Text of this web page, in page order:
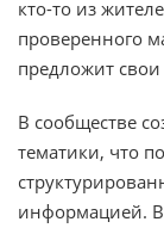
кто-то из
проверенного
предложит свои
В сообществе
тематики, что
информацией. В